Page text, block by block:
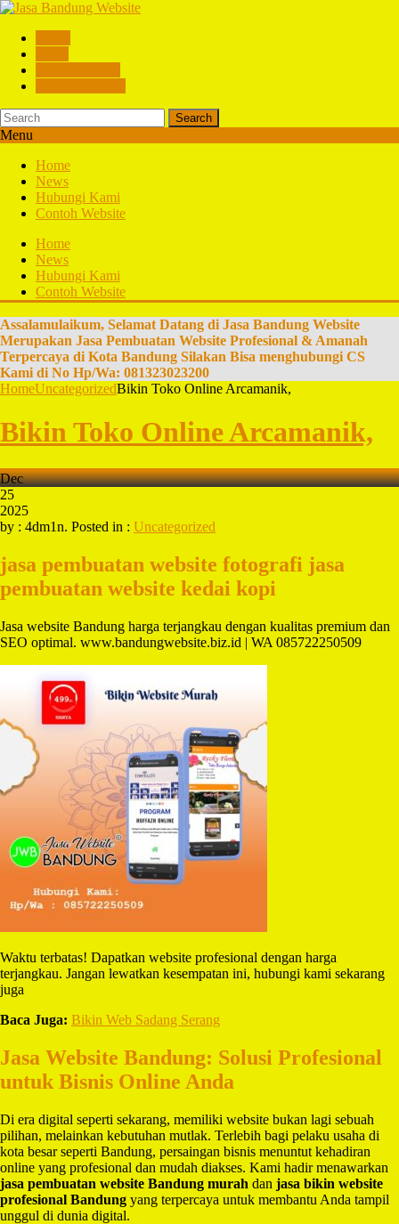
Search
Menu
Home
News
Hubungi Kami
Contoh Website
Home
News
Hubungi Kami
Contoh Website
Assalamulaikum, Selamat Datang di Jasa Bandung Website
Merupakan Jasa Pembuatan Website Profesional & Amanah
Terpercaya di Kota Bandung Silakan Bisa menghubungi CS
Kami di No Hp/Wa: 081323023200
HomeUncategorizedBikin Toko Online Arcamanik,
Bikin Toko Online Arcamanik,
Dec
25
2025
by : 4dm1n. Posted in : Uncategorized
jasa pembuatan website fotografi jasa
pembuatan website kedai kopi
Jasa website Bandung harga terjangkau dengan kualitas premium dan
SEO optimal. www.bandungwebsite.biz.id | WA 085722250509
Waktu terbatas! Dapatkan website profesional dengan harga
terjangkau. Jangan lewatkan kesempatan ini, hubungi kami sekarang
juga
Baca Juga: Bikin Web Sadang Serang
Jasa Website Bandung: Solusi Profesional
untuk Bisnis Online Anda
Di era digital seperti sekarang, memiliki website bukan lagi sebuah
pilihan, melainkan kebutuhan mutlak. Terlebih bagi pelaku usaha di
kota besar seperti Bandung, persaingan bisnis menuntut kehadiran
online yang profesional dan mudah diakses. Kami hadir menawarkan
jasa pembuatan website Bandung murah dan jasa bikin website
profesional Bandung yang terpercaya untuk membantu Anda tampil
unggul di dunia digital.